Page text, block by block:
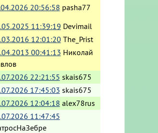
20:56:58 pasha77
11:39:19 Devimail
12:01:20 The_Prist
00:41:13 Николай
22:21:55 skais675
17:45:03 skais675
12:04:18 alex78rus
11:47:45